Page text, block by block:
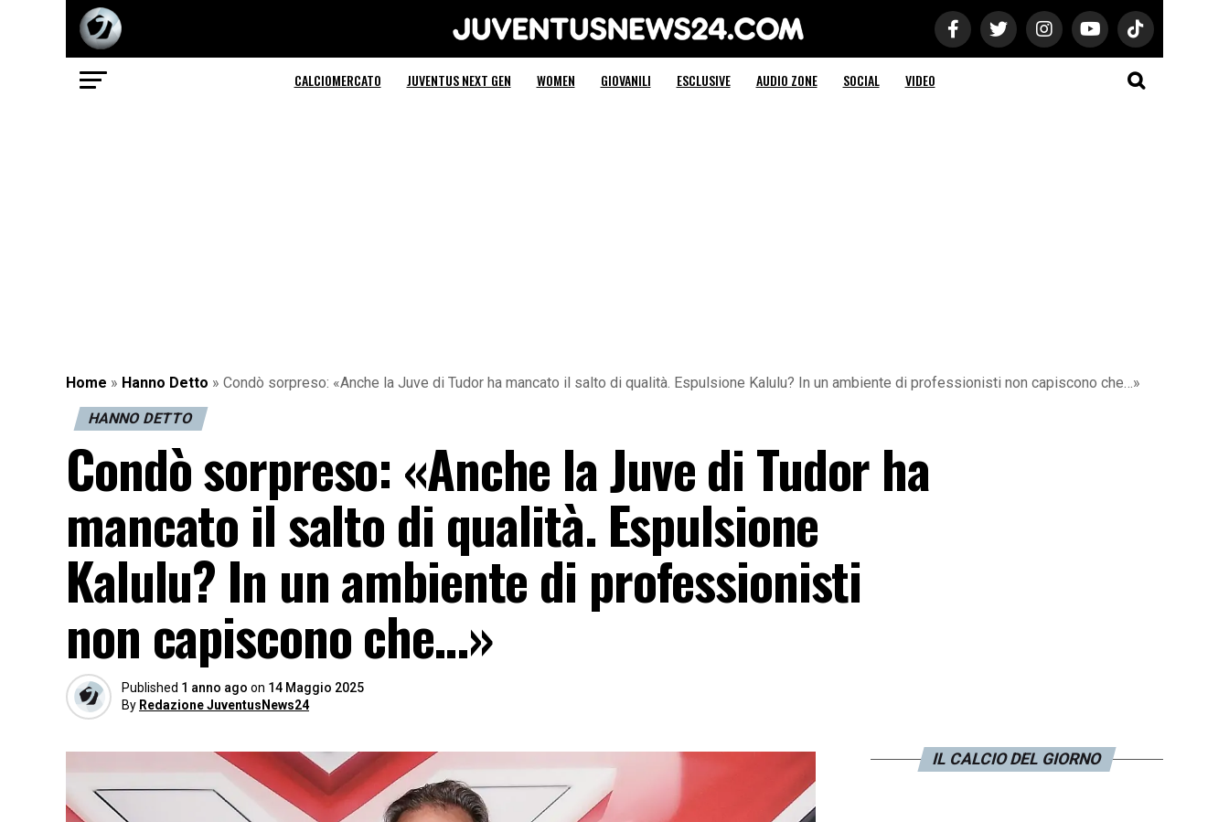
Juventus News 24
CALCIOMERCATO JUVENTUS NEXT GEN WOMEN GIOVANILI ESCLUSIVE AUDIO ZONE SOCIAL VIDEO
Home » Hanno Detto » Condò sorpreso: «Anche la Juve di Tudor ha mancato il salto di qualità. Espulsione Kalulu? In un ambiente di professionisti non capiscono che…»
HANNO DETTO
Condò sorpreso: «Anche la Juve di Tudor ha
mancato il salto di qualità. Espulsione
Kalulu? In un ambiente di professionisti
non capiscono che…»
Published 1 anno ago on 14 Maggio 2025
By Redazione JuventusNews24
IL CALCIO DEL GIORNO